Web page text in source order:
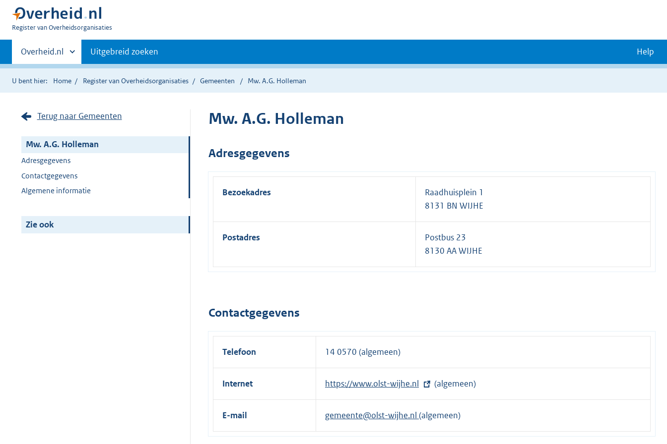
U
Register van Overheidsorganisaties
Primaire
navigatie
Andere
sites
binnen
Overheid.nl Uitgebreid zoeken Help
U bent hier: Home Register van Overheidsorganisaties Gemeenten Mw. A.G. Holleman
Terug naar Gemeenten
Mw. A.G. Holleman
Adresgegevens
Contactgegevens
Algemene informatie
Zie ook
Mw. A.G. Holleman
Adresgegevens
Bezoekadres
Raadhuisplein 1
8131 BN WIJHE
Postadres
Postbus 23
8130 AA WIJHE
Contactgegevens
Telefoon 14 0570 (algemeen)
Internet
E
x
e
r
https://www.olst-wijhe.nl (algemeen)
E-mail gemeente@olst-wijhe.nl (algemeen)